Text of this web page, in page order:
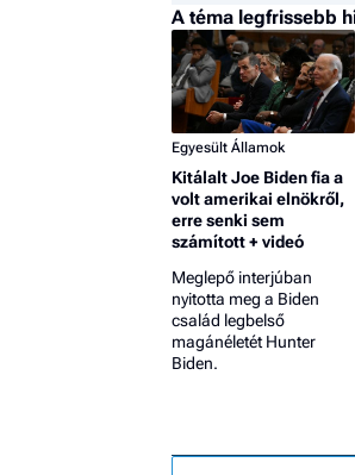
A téma legfrissebb
Egyesült Államok
Kitálalt Joe Biden fia a
volt amerikai elnökről,
erre senki sem
számított + videó
Meglepő interjúban
nyitotta meg a Biden
család legbelső
magánéletét Hunter
Biden.